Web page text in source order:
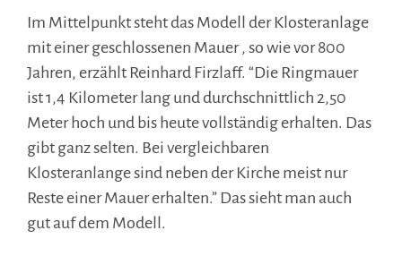
Im Mittelpunkt steht das Modell der Klosteranlage
mit einer geschlossenen Mauer , so wie vor 800
Jahren, erzählt Reinhard Firzlaff. “Die Ringmauer
ist 1,4 Kilometer lang und durchschnittlich 2,50
Meter hoch und bis heute vollständig erhalten. Das
gibt ganz selten. Bei vergleichbaren
Klosteranlange sind neben der Kirche meist nur
Reste einer Mauer erhalten.” Das sieht man auch
gut auf dem Modell.